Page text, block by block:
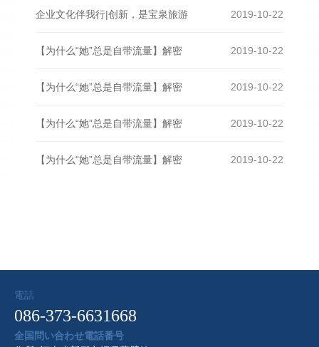
2019-10-22
企业文化伴我行|创新，是宝泉旅游
2019-10-22
【为什么“她”总是自带流量】解密
2019-10-22
【为什么“她”总是自带流量】解密
2019-10-22
【为什么“她”总是自带流量】解密
2019-10-22
【为什么“她”总是自带流量】解密
電話
086-373-6631668
全国問い合わせ電話番号